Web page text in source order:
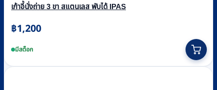
เก้าอี้นั่งถ่าย 3 ขา สแตนเลส พับได้ IPAS
฿1,200
มีสต็อก